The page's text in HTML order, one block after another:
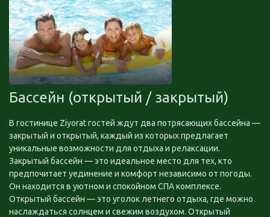
Бассейн (открытый / закрытый)
В гостинице Ziyorat гостей ждут два потрясающих бассейна —
закрытый и открытый, каждый из которых предлагает
уникальные возможности для отдыха и релаксации.
Закрытый бассейн — это идеальное место для тех, кто
предпочитает уединение и комфорт независимо от погоды.
Он находится в уютном и спокойном СПА комплексе.
Открытый бассейн — это уголок летнего отдыха, где можно
наслаждаться солнцем и свежим воздухом. Открытый